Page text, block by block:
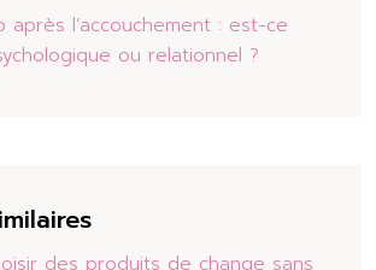
après l’accouchement : est-ce
ou relationnel ?
des produits de change sans